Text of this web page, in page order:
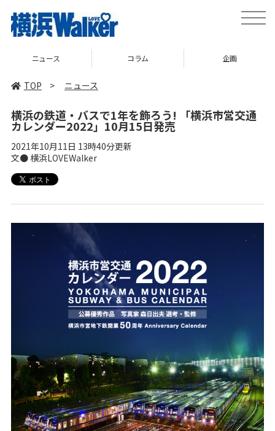
toggle
ニュース コラム 企画
TOP > ニュース
横浜の鉄道・バスで1年を飾ろう! 「横浜市営交通
カレンダー2022」10月15日発売
2021年10月11日 13時40分更新
文● 横浜LOVEWalker